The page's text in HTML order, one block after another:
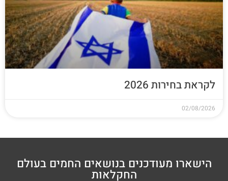
לקראת בחירות 2026
02/08/2026
הישארו מעודכנים בנושאים החמים בעולם
החקלאות